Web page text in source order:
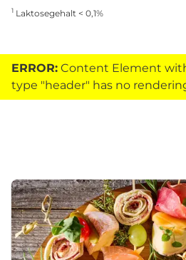
1 Laktosegehalt < 0,1%
ERROR: Content Element
type "header" has no